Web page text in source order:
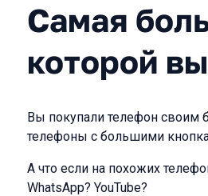
Самая
которой
Вы покупали телефон
телефоны с большими
А что если на похожих
WhatsApp? YouTube?